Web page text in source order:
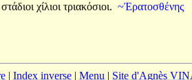
στάδιοι χίλιοι τριακόσιοι. ~Ἐρατοσθένης
| Index inverse | Menu | Site d'Agnès